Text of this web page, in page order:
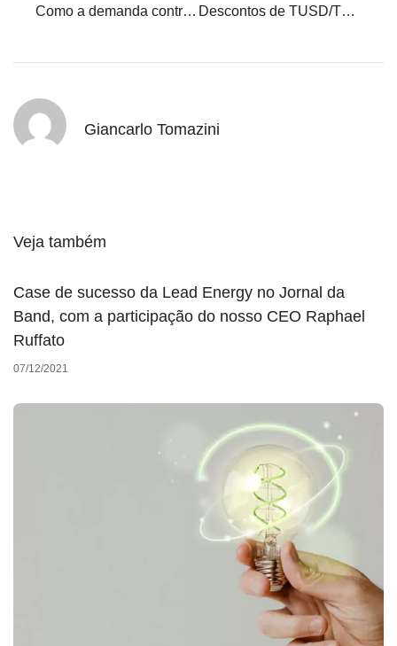
Como a demanda contratada afeta o custo final no ambiente livre Descontos de TUSD/TUST para energia incentivada: elegibilidade
Giancarlo Tomazini
Veja também
Case de sucesso da Lead Energy no Jornal da
Band, com a participação do nosso CEO Raphael
Ruffato
07/12/2021